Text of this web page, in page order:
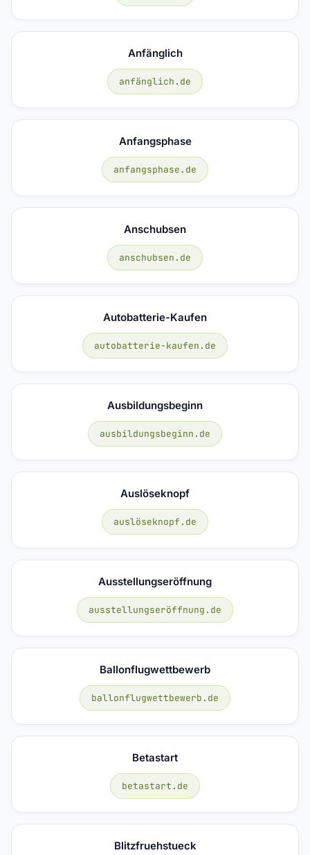
Anfänglich
anfänglich.de
Anfangsphase
anfangsphase.de
Anschubsen
anschubsen.de
Autobatterie-Kaufen
autobatterie-kaufen.de
Ausbildungsbeginn
ausbildungsbeginn.de
Auslöseknopf
auslöseknopf.de
Ausstellungseröffnung
ausstellungseröffnung.de
Ballonflugwettbewerb
ballonflugwettbewerb.de
Betastart
betastart.de
Blitzfruehstueck